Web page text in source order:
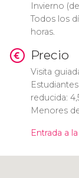
Invierno
Todos los
horas.
Precio
Visita
reducida:
Menores
Entrada a